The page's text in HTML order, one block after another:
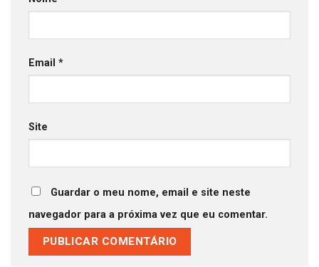
Email *
Site
Guardar o meu nome, email e site neste
navegador para a próxima vez que eu comentar.